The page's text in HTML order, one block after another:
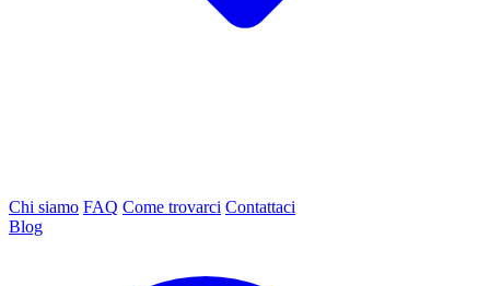
Chi siamo FAQ Come trovarci Contattaci
Blog